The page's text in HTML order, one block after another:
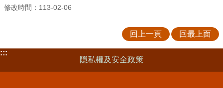
修改時間：113-02-06
回上一頁 回最上面
:::
隱私權及安全政策